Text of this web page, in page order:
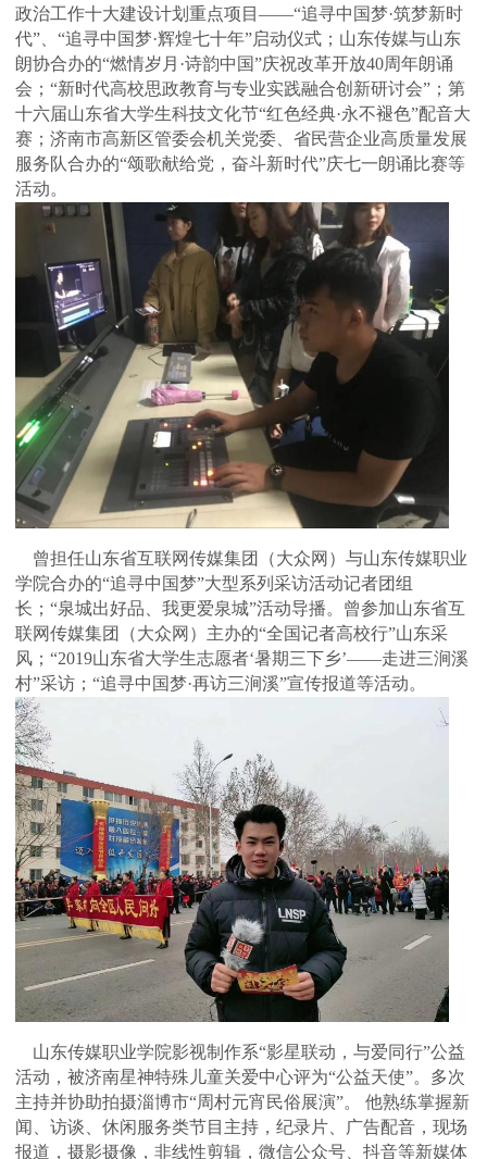
政治工作十大建设计划重点项目——“追寻中国梦·筑梦新时
代”、“追寻中国梦·辉煌七十年”启动仪式；山东传媒与山东
朗协合办的“燃情岁月·诗韵中国”庆祝改革开放40周年朗诵
会；“新时代高校思政教育与专业实践融合创新研讨会”；第
十六届山东省大学生科技文化节“红色经典·永不褪色”配音大
赛；济南市高新区管委会机关党委、省民营企业高质量发展
服务队合办的“颂歌献给党，奋斗新时代”庆七一朗诵比赛等
活动。
曾担任山东省互联网传媒集团（大众网）与山东传媒职业
学院合办的“追寻中国梦”大型系列采访活动记者团组
长；“泉城出好品、我更爱泉城”活动导播。曾参加山东省互
联网传媒集团（大众网）主办的“全国记者高校行”山东采
风；“2019山东省大学生志愿者‘暑期三下乡’——走进三涧溪
村”采访；“追寻中国梦·再访三涧溪”宣传报道等活动。
山东传媒职业学院影视制作系“影星联动，与爱同行”公益
活动，被济南星神特殊儿童关爱中心评为“公益天使”。多次
主持并协助拍摄淄博市“周村元宵民俗展演”。 他熟练掌握新
闻、访谈、休闲服务类节目主持，纪录片、广告配音，现场
报道，摄影摄像，非线性剪辑，微信公众号、抖音等新媒体